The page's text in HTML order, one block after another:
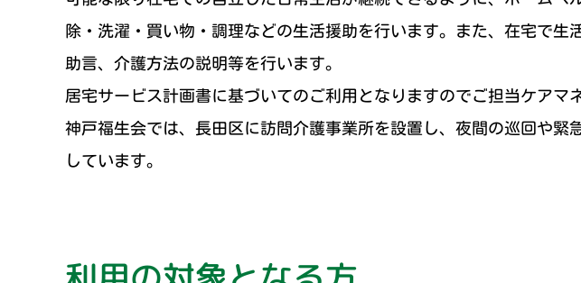
除・洗濯・買い物・調理などの生活援助を行います。また、在宅で
助言、介護方法の説明等を行います。
居宅サービス計画書に基づいてのご利用となりますのでご担当ケアマ
神戸福生会では、長田区に訪問介護事業所を設置し、夜間の巡回や
しています。